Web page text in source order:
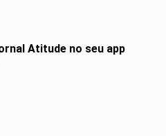
Atitude no seu app